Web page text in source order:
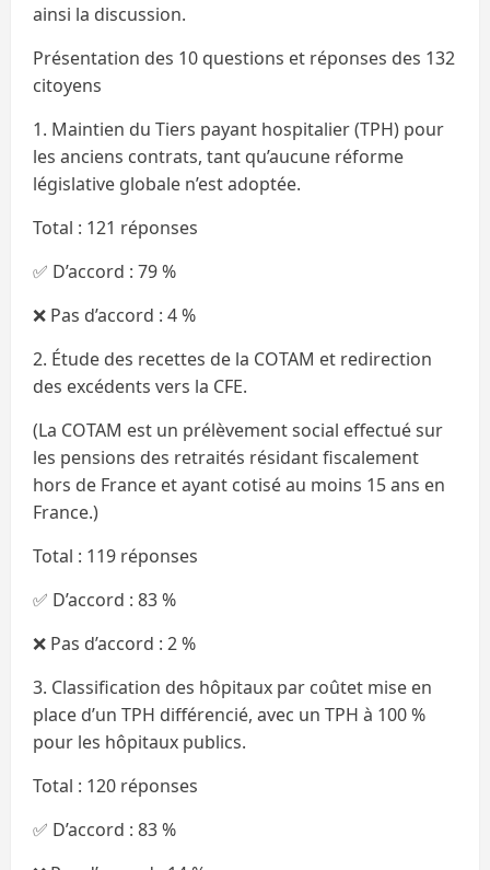
ainsi la discussion.
Présentation des 10 questions et réponses des 132
citoyens
1. Maintien du Tiers payant hospitalier (TPH) pour
les anciens contrats, tant qu’aucune réforme
législative globale n’est adoptée.
Total : 121 réponses
✅ D’accord : 79 %
❌ Pas d’accord : 4 %
2. Étude des recettes de la COTAM et redirection
des excédents vers la CFE.
(La COTAM est un prélèvement social effectué sur
les pensions des retraités résidant fiscalement
hors de France et ayant cotisé au moins 15 ans en
France.)
Total : 119 réponses
✅ D’accord : 83 %
❌ Pas d’accord : 2 %
3. Classification des hôpitaux par coûtet mise en
place d’un TPH différencié, avec un TPH à 100 %
pour les hôpitaux publics.
Total : 120 réponses
✅ D’accord : 83 %